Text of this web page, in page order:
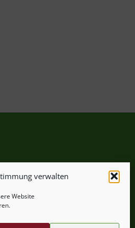
verwalten
Website